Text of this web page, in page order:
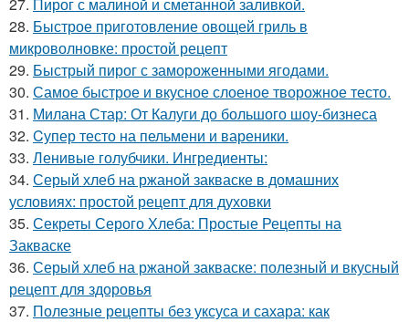
28. Быстрое приготовление овощей гриль в
микроволновке: простой рецепт
29. Быстрый пирог с замороженными ягодами.
30. Самое быстрое и вкусное слоеное творожное тесто.
31. Милана Стар: От Калуги до большого шоу-бизнеса
32. Cупер тесто на пельмени и вареники.
33. Ленивые голубчики. Ингредиенты:
34. Серый хлеб на ржаной закваске в домашних
условиях: простой рецепт для духовки
35. Секреты Серого Хлеба: Простые Рецепты на
Закваске
36. Серый хлеб на ржаной закваске: полезный и вкусный
рецепт для здоровья
37. Полезные рецепты без уксуса и сахара: как